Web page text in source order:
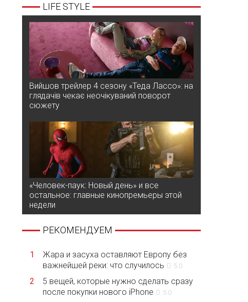
LIFE STYLE
Вийшов трейлер 4 сезону «Теда Лассо»: на
глядачів чекає неочікуваний поворот
сюжету
«Человек-паук: Новый день» и все
остальное: главные кинопремьеры этой
недели
РЕКОМЕНДУЕМ
1
Жара и засуха оставляют Европу без
важнейшей реки: что случилось
5.0
2
5 вещей, которые нужно сделать сразу
после покупки нового iPhone
5.0